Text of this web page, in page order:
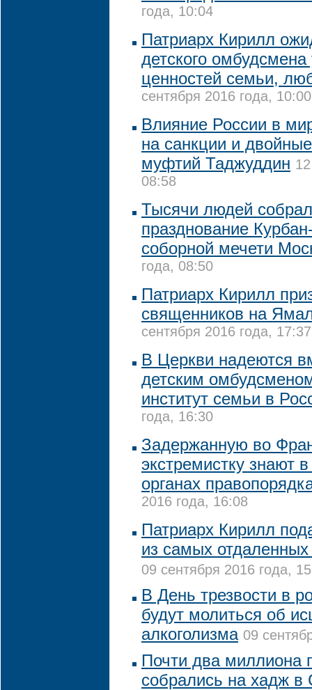
года, 10:04
Патриарх Кирилл
детского
ценностей семьи,
сентября 2016 года, 10:00
Влияние России в
на санкции и
муфтий Таджуддин
08:58
Тысячи людей
празднование
соборной мечети
года, 08:50
Патриарх Кирилл
священников на
сентября 2016 года, 17:37
В Церкви надеются
детским
институт семьи в
года, 16:30
Задержанную во
экстремистку знают
органах
2016 года, 16:08
Патриарх Кирилл
из самых
09 сентября 2016 года,
В День трезвости в
будут молиться об
алкоголизма 09
Почти два миллиона
собрались на хадж в